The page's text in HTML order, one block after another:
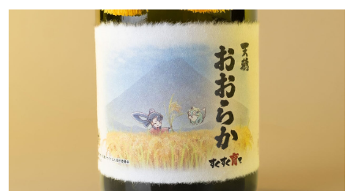
日本モバイルゲーム産業史
日本のモバイルゲーム史における主要なトピック・タイト
ルを網羅するほか、開発者へのインタビューや識者による
解説を掲載。約20年の歴史が一望できる決定版！
若ゲのいたり〜ゲームクリエイターの青春〜
『うつヌケ』『ペンと箸』等で知られるマンガ家・田中圭
一先生によるゲーム業界レポートマンガです。
なんでゲームは面白い？
ゲーム開発者・hamatsu氏がゲームの魅力を画面や操作の
具体的な形から解き明かしていく、硬派で骨太な評論連載
です。